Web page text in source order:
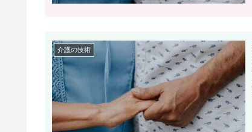
介護の技術